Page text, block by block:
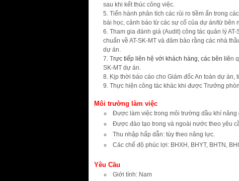
sau khi kết thúc công việc.
Tiến hành phân tích các rủi ro tiềm ẩn trong
bài học, cảnh báo từ các sự cố của dự án/từ
Tham gia đánh giá (Audit) công tác quản lý
chuẩn về AT-SK-MT và đảm bảo rằng các nhà
dự án.
Trực tiếp liên hệ với khách hàng, các bên liên
SK-MT dự án.
Kịp thời báo cáo cho Giám đốc An toàn dự
Thực hiện công tác khác khi được Trưởng
Môi trường làm việc
Được làm việc trong môi trường dầu khí năng
Được đào tạo trong và ngoài nước theo yêu
Thu nhập hấp dẫn: tùy theo năng lực.
Các chế độ phúc lợi: BHXH, BHYT, BHTN,
Yêu Cầu
Giới tính: Nam